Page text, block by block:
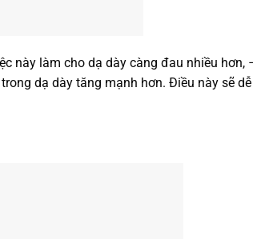
này làm cho dạ dày càng đau nhiều hơn,
dạ dày tăng mạnh hơn. Điều này sẽ